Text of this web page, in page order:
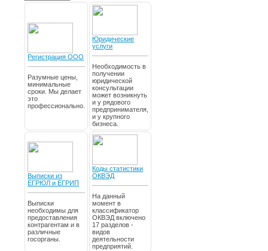
Регистрация ООО
Разумные цены,
минимальные
сроки. Мы делает
это
профессионально.
Юридические
услуги
Необходимость в
получении
юридической
консультации
может возникнуть
и у рядового
предпринимателя,
и у крупного
бизнеса.
Выписки из
ЕГРЮЛ и ЕГРИП
Выписки
необходимы для
предоставления
контрагентам и в
различные
госорганы.
Коды статистики
ОКВЭД
На данный
момент в
классификатор
ОКВЭД включено
17 разделов -
видов
деятельности
предприятий.